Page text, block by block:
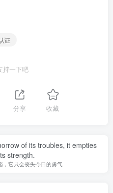
证
持一下吧
分享 收藏
of its troubles, it empties
strength.
，它只会丧失今日的勇气